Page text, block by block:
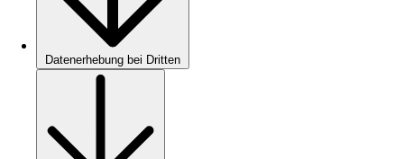
Datenerhebung bei Dritten